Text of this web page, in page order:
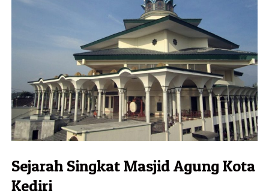
Sejarah Singkat Masjid Agung Kota
Kediri